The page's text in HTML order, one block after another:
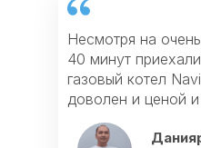
Несмотря на
40 минут
газовый котел
доволен и ценой
Оставил заявку
посудомойки и
приехал мастер из
большой опыт.
Благодарю за
Приехали быстро
дали мне скидку.
как новенький,